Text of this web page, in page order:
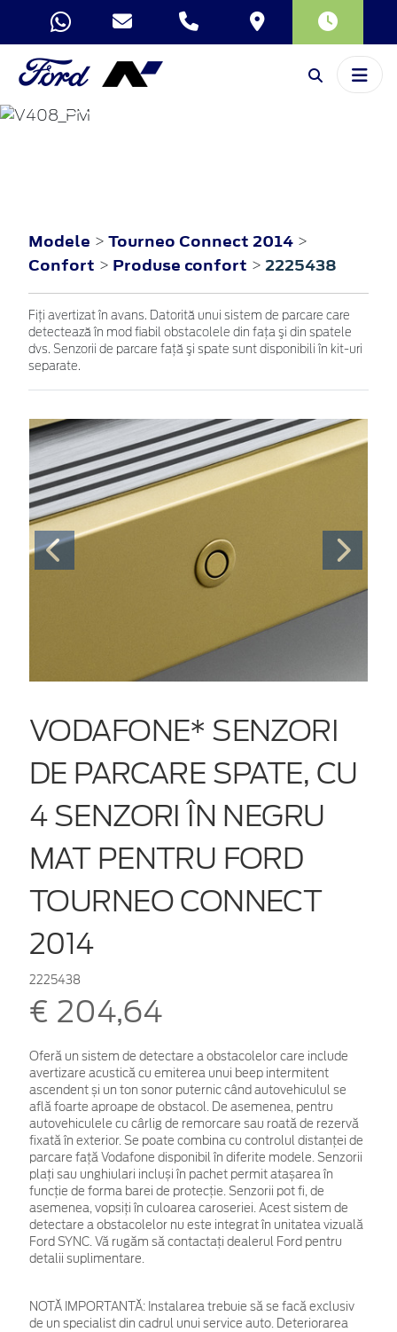
TOURNEO
CONNECT
Modele > Tourneo Connect 2014 >
Confort > Produse confort > 2225438
Fiţi avertizat în avans. Datorită unui sistem de parcare care
detectează în mod fiabil obstacolele din faţa şi din spatele
dvs. Senzorii de parcare faţă şi spate sunt disponibili în kit-uri
separate.
VODAFONE* SENZORI
DE PARCARE SPATE, CU
4 SENZORI ÎN NEGRU
MAT PENTRU FORD
TOURNEO CONNECT
2014
2225438
€ 204,64
Oferă un sistem de detectare a obstacolelor care include
avertizare acustică cu emiterea unui beep intermitent
ascendent și un ton sonor puternic când autovehiculul se
află foarte aproape de obstacol. De asemenea, pentru
autovehiculele cu cârlig de remorcare sau roată de rezervă
fixată în exterior. Se poate combina cu controlul distanței de
parcare față Vodafone disponibil în diferite modele. Senzorii
plați sau unghiulari incluși în pachet permit atașarea în
funcție de forma barei de protecție. Senzorii pot fi, de
asemenea, vopsiți în culoarea caroseriei. Acest sistem de
detectare a obstacolelor nu este integrat în unitatea vizuală
Ford SYNC. Vă rugăm să contactați dealerul Ford pentru
detalii suplimentare.
NOTĂ IMPORTANTĂ: Instalarea trebuie să se facă exclusiv
de un specialist din cadrul unui service auto. Deteriorarea